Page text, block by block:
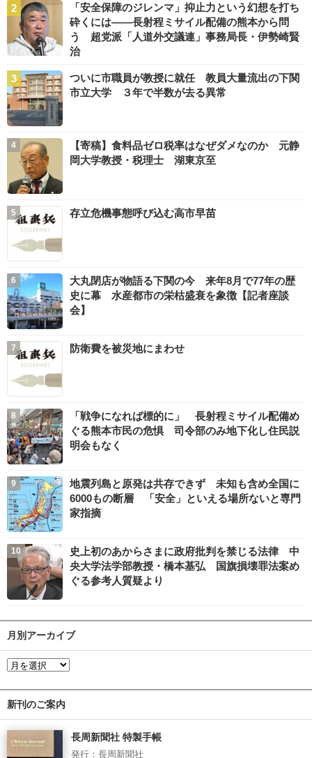
「安全保障のジレンマ」抑止力という幻想を打ち
砕くには――長射程ミサイル配備の熊本から問
う 超党派「人道外交議連」事務局長・伊勢崎賢
治
ついに市職員が教授に就任 教員大量流出の下関
市立大学 ３年で半数が去る異常
【寄稿】食料品ゼロ税率はなぜダメなのか 元静
岡大学教授・税理士 湖東京至
存立危機事態呼び込む高市早苗
大丸閉店が物語る下関の今 来年8月で77年の歴
史に幕 水産都市の栄枯盛衰を象徴【記者座談
会】
防衛費を被災地にまわせ
「戦争になれば標的に」 長射程ミサイル配備め
ぐる熊本市民の危惧 司令部のみ地下化し住民説
明会もなく
地震列島と原発は共存できず 未知も含め全国に
6000もの断層 「安全」といえる場所ないと専門
家指摘
史上初のあからさまに政府批判を禁じる法律 中
央大学法学部教授・橋本基弘 国旗損壊罪法案め
ぐる参考人質疑より
月別アーカイブ
新刊のご案内
長周新聞社 特製手帳
発行：長周新聞社